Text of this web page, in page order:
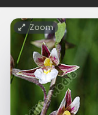
Zoom